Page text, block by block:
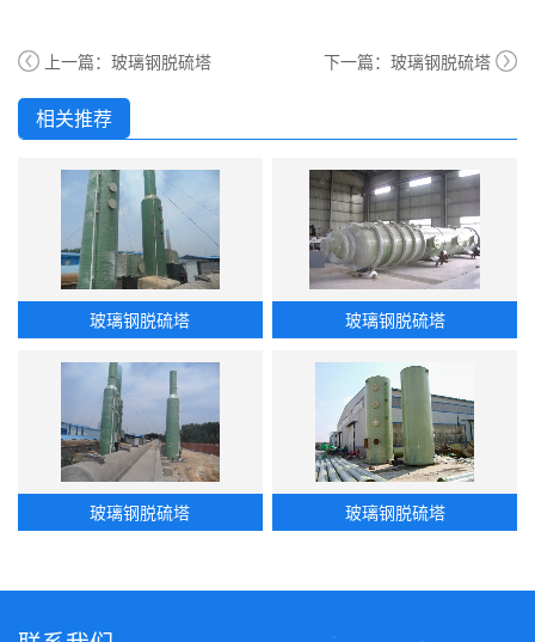
上一篇： 玻璃钢脱硫塔 下一篇： 玻璃钢脱硫塔
相关推荐
玻璃钢脱硫塔 玻璃钢脱硫塔
玻璃钢脱硫塔 玻璃钢脱硫塔